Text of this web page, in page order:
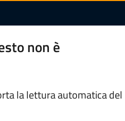
Camuno
non è
la lettura automatica del